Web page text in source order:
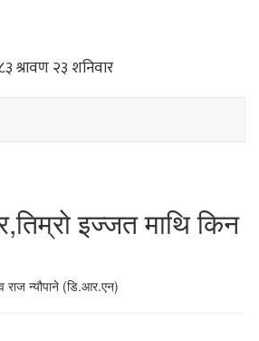
इज्जत माथि किन
न्यौपाने (डि.आर.एन)